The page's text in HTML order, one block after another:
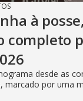
à
completo
desde as
marcado por uma